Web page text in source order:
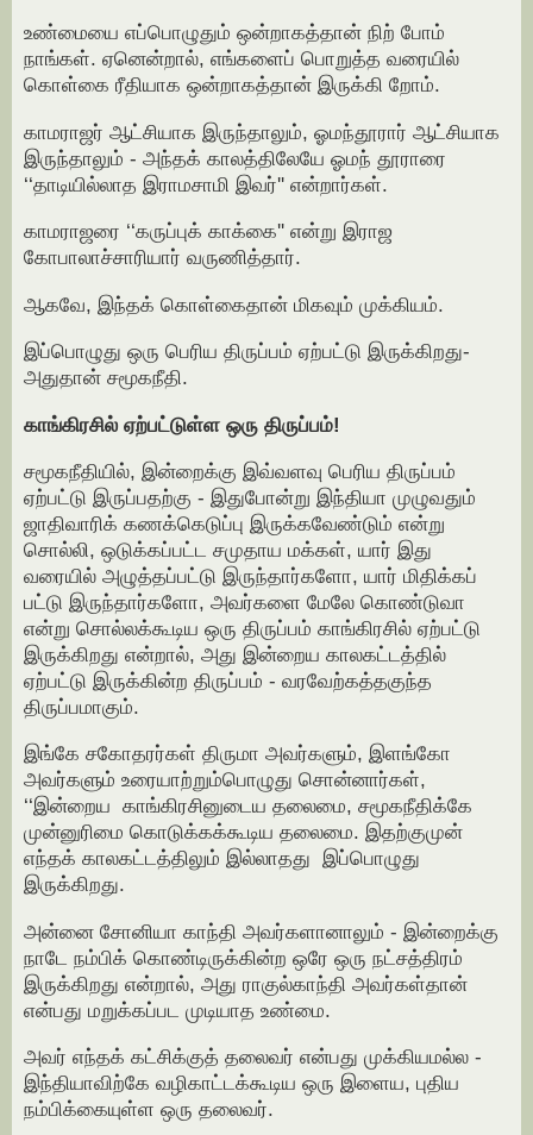
உண்மையை எப்பொழுதும் ஒன்றாகத்தான் நிற் போம்
நாங்கள். ஏனென்றால், எங்களைப் பொறுத்த வரையில்
கொள்கை ரீதியாக ஒன்றாகத்தான் இருக்கி றோம்.
காமராஜர் ஆட்சியாக இருந்தாலும், ஓமந்தூரார் ஆட்சியாக
இருந்தாலும் - அந்தக் காலத்திலேயே ஓமந் தூராரை
‘‘தாடியில்லாத இராமசாமி இவர்'' என்றார்கள்.
காமராஜரை ‘‘கருப்புக் காக்கை'' என்று இராஜ
கோபாலாச்சாரியார் வருணித்தார்.
ஆகவே, இந்தக் கொள்கைதான் மிகவும் முக்கியம்.
இப்பொழுது ஒரு பெரிய திருப்பம் ஏற்பட்டு இருக்கிறது-
அதுதான் சமூகநீதி.
காங்கிரசில் ஏற்பட்டுள்ள ஒரு திருப்பம்!
சமூகநீதியில், இன்றைக்கு இவ்வளவு பெரிய திருப்பம்
ஏற்பட்டு இருப்பதற்கு - இதுபோன்று இந்தியா முழுவதும்
ஜாதிவாரிக் கணக்கெடுப்பு இருக்கவேண்டும் என்று
சொல்லி, ஒடுக்கப்பட்ட சமுதாய மக்கள், யார் இது
வரையில் அழுத்தப்பட்டு இருந்தார்களோ, யார் மிதிக்கப்
பட்டு இருந்தார்களோ, அவர்களை மேலே கொண்டுவா
என்று சொல்லக்கூடிய ஒரு திருப்பம் காங்கிரசில் ஏற்பட்டு
இருக்கிறது என்றால், அது இன்றைய காலகட்டத்தில்
ஏற்பட்டு இருக்கின்ற திருப்பம் - வரவேற்கத்தகுந்த
திருப்பமாகும்.
இங்கே சகோதரர்கள் திருமா அவர்களும், இளங்கோ
அவர்களும் உரையாற்றும்பொழுது சொன்னார்கள்,
‘‘இன்றைய காங்கிரசினுடைய தலைமை, சமூகநீதிக்கே
முன்னுரிமை கொடுக்கக்கூடிய தலைமை. இதற்குமுன்
எந்தக் காலகட்டத்திலும் இல்லாதது இப்பொழுது
இருக்கிறது.
அன்னை சோனியா காந்தி அவர்களானாலும் - இன்றைக்கு
நாடே நம்பிக் கொண்டிருக்கின்ற ஒரே ஒரு நட்சத்திரம்
இருக்கிறது என்றால், அது ராகுல்காந்தி அவர்கள்தான்
என்பது மறுக்கப்பட முடியாத உண்மை.
அவர் எந்தக் கட்சிக்குத் தலைவர் என்பது முக்கியமல்ல -
இந்தியாவிற்கே வழிகாட்டக்கூடிய ஒரு இளைய, புதிய
நம்பிக்கையுள்ள ஒரு தலைவர்.